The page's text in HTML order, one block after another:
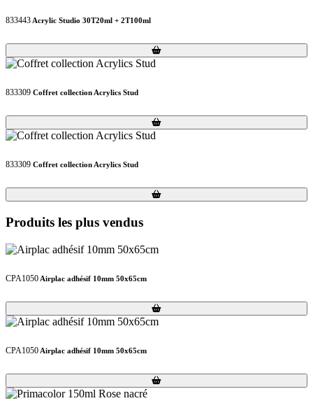
833443Acrylic Studio 30T20ml + 2T100ml
Loading...
Loading...
833309 Coffret collection Acrylics Stud
Loading...
Loading...
833309 Coffret collection Acrylics Stud
Loading...
Loading...
Produits les plus vendus
CPA1050 Airplac adhésif 10mm 50x65cm
Loading...
Loading...
CPA1050 Airplac adhésif 10mm 50x65cm
Loading...
Loading...